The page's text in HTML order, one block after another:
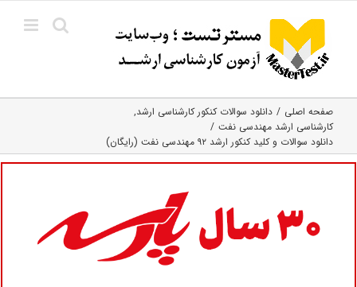
content
صفحه اصلی
دانلود سوالات کنکور کارشناسی ارشد
کارشناسی ارشد مهندسی نفت
دانلود سوالات و کلید کنکور ارشد ۹۲ مهندسی نفت (رایگان)